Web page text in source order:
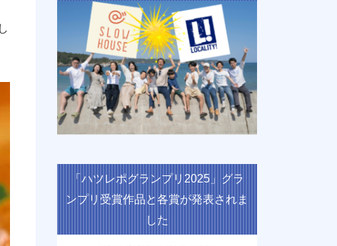
「ハツレポグランプリ2025」グラ
ンプリ受賞作品と各賞が発表されま
した